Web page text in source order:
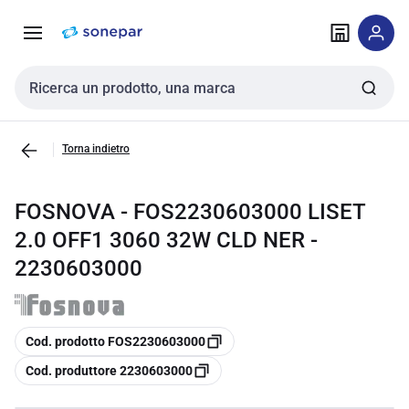
navigazione alla
Cerca input
Torna indietro
FOSNOVA - FOS2230603000 LISET
2.0 OFF1 3060 32W CLD NER -
2230603000
copia
Cod. prodotto FOS2230603000
copia
Cod. produttore 2230603000